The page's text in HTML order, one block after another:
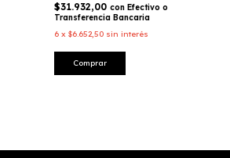
$31.932,00 con Efectivo o
Transferencia Bancaria
6 x $6.652,50 sin interés